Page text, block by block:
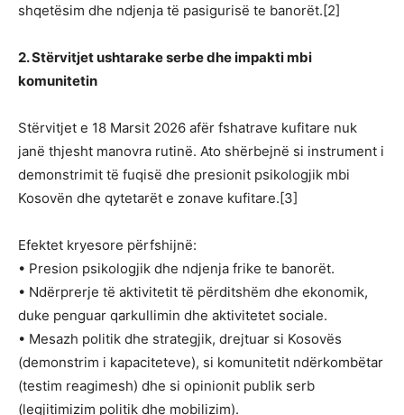
shqetësim dhe ndjenja të pasigurisë te banorët.[2]
2. Stërvitjet ushtarake serbe dhe impakti mbi
komunitetin
Stërvitjet e 18 Marsit 2026 afër fshatrave kufitare nuk
janë thjesht manovra rutinë. Ato shërbejnë si instrument i
demonstrimit të fuqisë dhe presionit psikologjik mbi
Kosovën dhe qytetarët e zonave kufitare.[3]
Efektet kryesore përfshijnë:
• Presion psikologjik dhe ndjenja frike te banorët.
• Ndërprerje të aktivitetit të përditshëm dhe ekonomik,
duke penguar qarkullimin dhe aktivitetet sociale.
• Mesazh politik dhe strategjik, drejtuar si Kosovës
(demonstrim i kapaciteteve), si komunitetit ndërkombëtar
(testim reagimesh) dhe si opinionit publik serb
(legjitimizim politik dhe mobilizim).